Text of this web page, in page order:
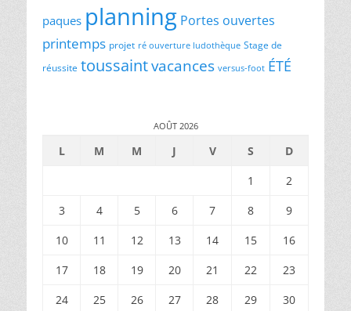
paques planning Portes ouvertes
printemps projet ré ouverture ludothèque Stage de
réussite toussaintvacances versus-foot ÉTÉ
AOÛT 2026
L M M J V S
D
1
2
3
4 5 6 7 8
9
10
11 12 13 14 15
16
17
18 19 20 21 22
23
24
25 26 27 28 29
30